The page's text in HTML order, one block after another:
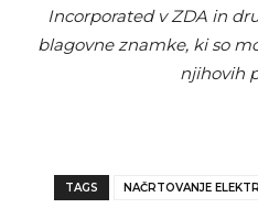
Incorporated v ZDA in
blagovne znamke, ki so
njihovih
TAGS NAČRTOVANJE